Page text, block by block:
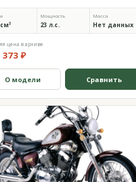
Мощность
23 л.с.
Масса
Нет данных
цена в архиве
373 ₽
О модели Сравнить